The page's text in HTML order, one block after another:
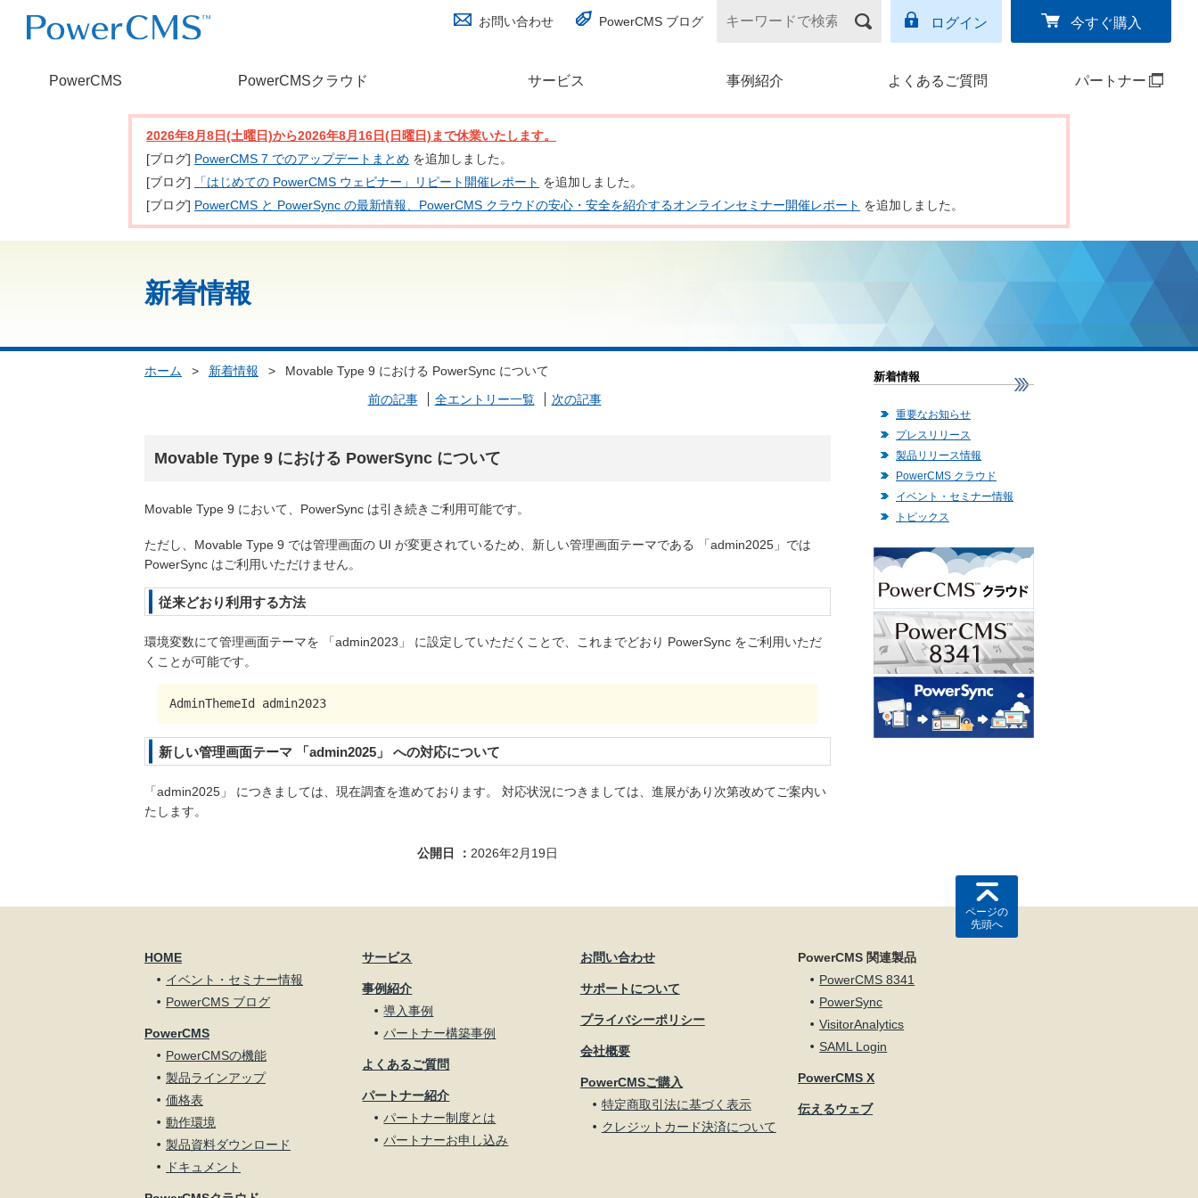
お問い合わせ PowerCMS ブログ ログイン 今すぐ購入
PowerCMS PowerCMSクラウド サービス 事例紹介 よくあるご質問 パートナー
(別ウィンドウで開く)
2026年8月8日(土曜日)から2026年8月16日(日曜日)まで休業いたします。
[ブログ] PowerCMS 7 でのアップデートまとめ を追加しました。
[ブログ]
「はじめての PowerCMS ウェビナー」リピート開催レポート を追加しました。
[ブログ] PowerCMS と PowerSync の最新情報、PowerCMS クラウドの安心・安全を紹介するオンラインセミナー開催レポート を追加しました。
新着情報
ホーム > 新着情報 >
Movable Type 9 における PowerSync について
前の記事
全エントリー一覧 次の記事
Movable Type 9 における PowerSync について
Movable Type 9 において、PowerSync は引き続きご利用可能です。
ただし、Movable Type 9 では管理画面の UI が変更されているため、新しい管理画面テーマである 「admin2025」では
PowerSync はご利用いただけません。
従来どおり利用する方法
環境変数にて管理画面テーマを 「admin2023」 に設定していただくことで、これまでどおり PowerSync をご利用いただ
くことが可能です。
AdminThemeId admin2023
新しい管理画面テーマ 「admin2025」 への対応について
「admin2025」 につきましては、現在調査を進めております。 対応状況につきましては、進展があり次第改めてご案内い
たします。
公開日 2026年2月19日
新着情報
重要なお知らせ
プレスリリース
製品リリース情報
PowerCMS クラウド
イベント・セミナー情報
トピックス
ページの
先頭へ
HOME
イベント・セミナー情報
PowerCMS ブログ
PowerCMS
PowerCMSの機能
製品ラインアップ
価格表
動作環境
製品資料ダウンロード
ドキュメント
サービス
事例紹介
導入事例
パートナー構築事例
よくあるご質問
パートナー紹介
パートナー制度とは
パートナーお申し込み
お問い合わせ
サポートについて
プライバシーポリシー
会社概要
PowerCMSご購入
特定商取引法に基づく表示
クレジットカード決済について
PowerCMS 関連製品
PowerCMS 8341
PowerSync
VisitorAnalytics
SAML Login
PowerCMS X
伝えるウェブ